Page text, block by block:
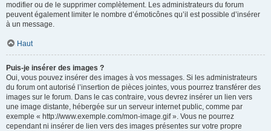
modifier ou de le supprimer complètement. Les administrateurs du forum
peuvent également limiter le nombre d’émoticônes qu’il est possible d’insérer
à un message.
Haut
Puis-je insérer des images ?
Oui, vous pouvez insérer des images à vos messages. Si les administrateurs
du forum ont autorisé l’insertion de pièces jointes, vous pourrez transférer des
images sur le forum. Dans le cas contraire, vous devrez insérer un lien vers
une image distante, hébergée sur un serveur internet public, comme par
exemple « http://www.exemple.com/mon-image.gif ». Vous ne pourrez
cependant ni insérer de lien vers des images présentes sur votre propre